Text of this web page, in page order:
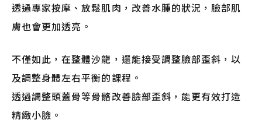
透過專家按摩、放鬆肌肉，改善水腫的狀況，臉部肌
膚也會更加透亮。
不僅如此，在整體沙龍，還能接受調整臉部歪斜，以
及調整身體左右平衡的課程。
透過調整頭蓋骨等骨骼改善臉部歪斜，能更有效打造
精緻小臉。